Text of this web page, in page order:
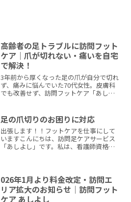
高齢者の足トラブルに訪問フット
ケア｜爪が切れない・痛いを自宅
で解決！
3年前から厚くなった足の爪が自分で切れ
ず、痛みに悩んでいた70代女性。皮膚科
でも改善せず、訪問フットケア「あしよ
足の爪切りのお困りに対応
出張します！！フットケアを仕事にして
いますこんにちは、訪問足ケアサービス
「あしよし」です。私は、看護師資格を
際は、施設やご自宅で「足...
026年1月より料金改定・訪問エ
リア拡大のお知らせ｜訪問フット
ケア あしよし